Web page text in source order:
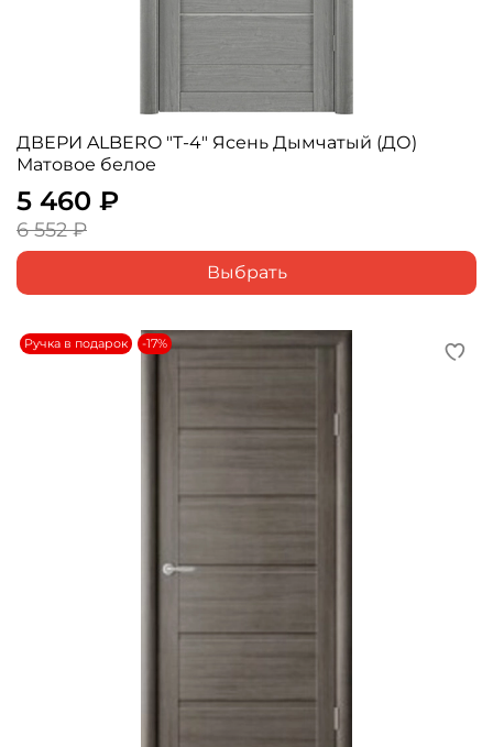
ДВЕРИ ALBERO "Т-4" Ясень Дымчатый (ДО)
Матовое белое
5 460 ₽
6 552 ₽
Выбрать
Ручка в подарок -17%